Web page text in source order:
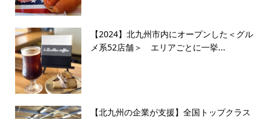
【2024】北九州市内にオープンした＜グル
メ系52店舗＞ エリアごとに一挙...
【北九州の企業が支援】全国トップクラス